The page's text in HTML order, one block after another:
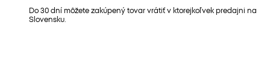
Do 30 dní môžete zakúpený tovar vrátiť v ktorejkoľvek predajni na
Slovensku.